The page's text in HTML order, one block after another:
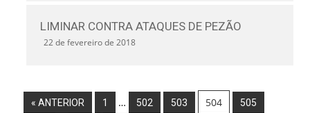
LIMINAR CONTRA ATAQUES DE PEZÃO
22 de fevereiro de 2018
« ANTERIOR 1 … 502 503 504 505